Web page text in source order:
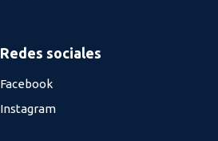
Redes sociales
Facebook
Instagram